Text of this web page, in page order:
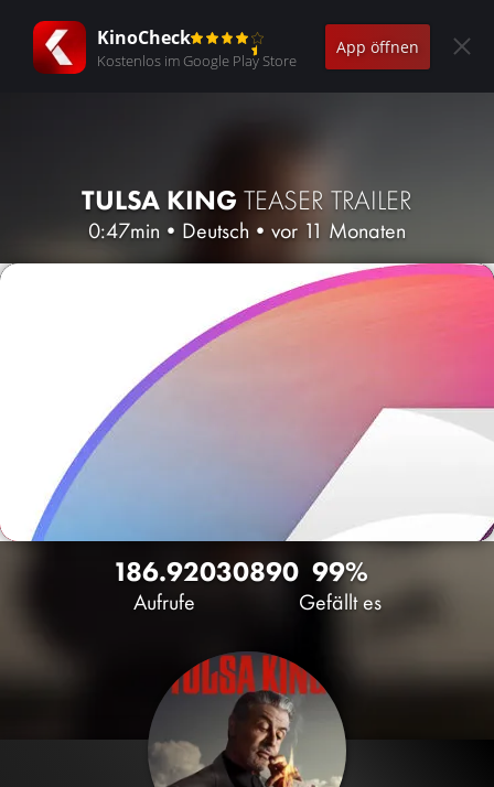
KinoCheck
Kostenlos im Google Play Store
App öffnen
TULSA KINGTEASER TRAILER
0:47min • Deutsch • vor 11 Monaten
186.920
Aufrufe
30890 99%
Gefällt es